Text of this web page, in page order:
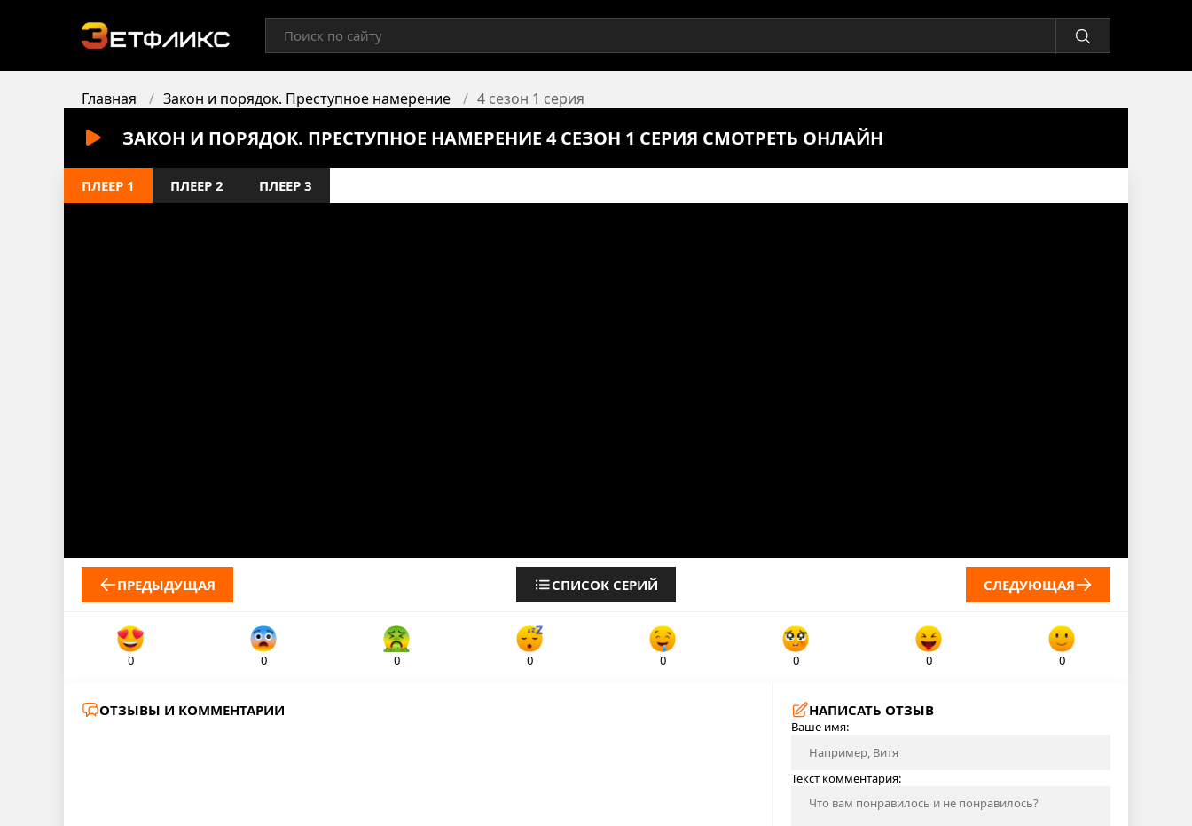
Главная Закон и порядок. Преступное намерение 4 сезон 1 серия
ЗАКОН И ПОРЯДОК. ПРЕСТУПНОЕ НАМЕРЕНИЕ 4 СЕЗОН 1 СЕРИЯ СМОТРЕТЬ ОНЛАЙН
ПЛЕЕР 1 ПЛЕЕР 2 ПЛЕЕР 3
ПРЕДЫДУЩАЯ СПИСОК СЕРИЙ СЛЕДУЮЩАЯ
0 0 0 0 0 0 0 0
ОТЗЫВЫ И КОММЕНТАРИИ НАПИСАТЬ ОТЗЫВ
Ваше имя:
Текст комментария: